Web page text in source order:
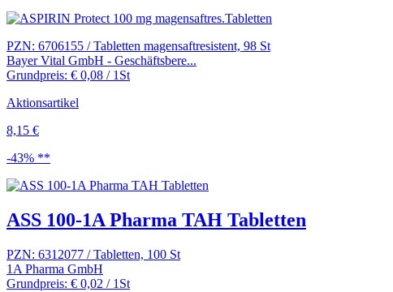
PZN: 6706155 / Tabletten magensaftresistent, 98 St
Bayer Vital GmbH - Geschäftsbere...
Grundpreis: € 0,08 / 1St
Aktionsartikel
8,15 €
-43% **
ASS 100-1A Pharma TAH Tabletten
PZN: 6312077 / Tabletten, 100 St
1A Pharma GmbH
Grundpreis: € 0,02 / 1St